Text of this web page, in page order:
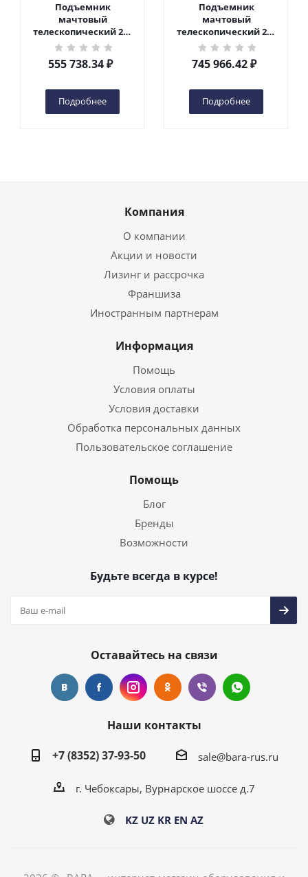
Подъемник
мачтовый
телескопический 200
кг 6 м TOR GTWY6-200S
DC 2-мачтовый
(автономный) (G) в
555 738.34₽
Подробнее
Подъемник
мачтовый
телескопический 200
кг 10 м TOR GTWY10-
200S DC 2-мачтовый
(автономный) (N) в
745 966.42₽
Подробнее
Компания
О компании
Акции и новости
Лизинг и рассрочка
Франшиза
Иностранным партнерам
Информация
Помощь
Условия оплаты
Условия доставки
Обработка персональных данных
Пользовательское соглашение
Помощь
Блог
Бренды
Возможности
Будьте всегда в курсе!
Оставайтесь на связи
Наши контакты
+7 (8352) 37-93-50
sale@bara-rus.ru
г. Чебоксары, Вурнарское шоссе д.7
KZ UZ KR EN AZ